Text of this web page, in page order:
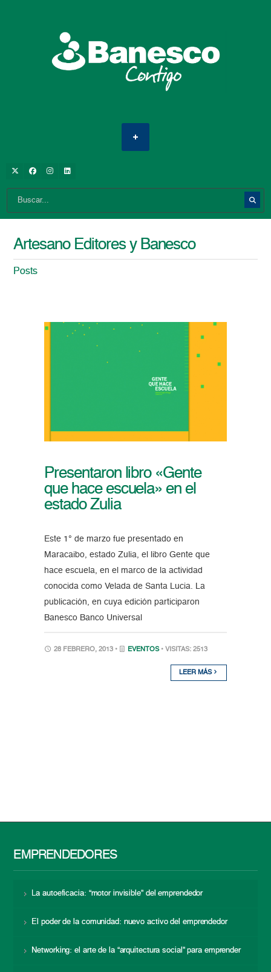
Artesano Editores y Banesco
Posts
Presentaron libro «Gente
que hace escuela» en el
estado Zulia
Este 1° de marzo fue presentado en
Maracaibo, estado Zulia, el libro Gente que
hace escuela, en el marco de la actividad
conocida como Velada de Santa Lucia. La
publicación, en cuya edición participaron
Banesco Banco Universal
28 FEBRERO, 2013 • EVENTOS • VISITAS: 2513
LEER MÁS
EMPRENDEDORES
La autoeficacia: “motor invisible” del emprendedor
El poder de la comunidad: nuevo activo del emprendedor
Networking: el arte de la “arquitectura social” para emprender